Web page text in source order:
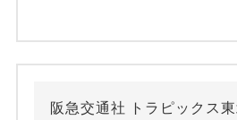
阪急交通社 トラピックス